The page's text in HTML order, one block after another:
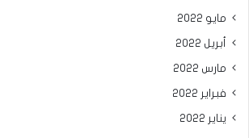
مايو 2022
أبريل 2022
مارس 2022
فبراير 2022
يناير 2022